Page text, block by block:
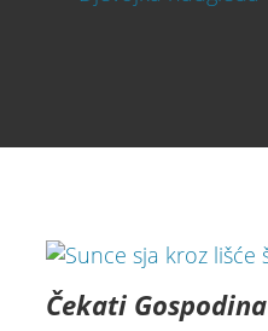
Čekati Gospodina